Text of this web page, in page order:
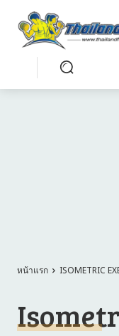
หน้าแรก ISOMETRIC